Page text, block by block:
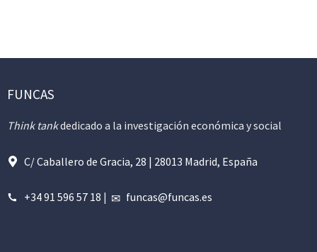
FUNCAS
Think tankdedicado a la investigación económica y social
C/ Caballero de Gracia, 28 | 28013 Madrid, España
+34 91 596 57 18 | funcas@funcas.es